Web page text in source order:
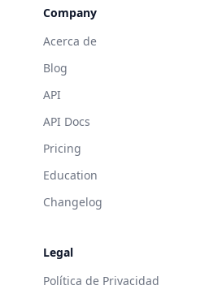
Company
Acerca de
Blog
API
API Docs
Pricing
Education
Changelog
Legal
Política de Privacidad